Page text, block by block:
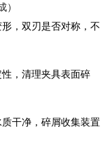
）
，双刃是否对称，不
，清理夹具表面碎
干净，碎屑收集装置